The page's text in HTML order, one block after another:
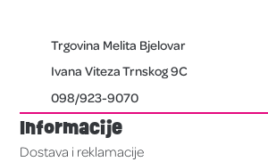
Trgovina Melita Bjelovar
Ivana Viteza Trnskog 9C
098/923-9070
Informacije
Dostava i reklamacije